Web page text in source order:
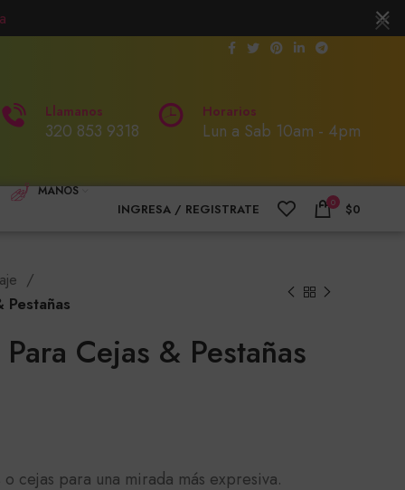
Llamanos
320 853 9318
Horarios
Lun a Sab 10am - 4pm
MANOS
INGRESA / REGISTRATE 0 $0
Pestañas
Cejas & Pestañas
o cejas para una mirada más expresiva.